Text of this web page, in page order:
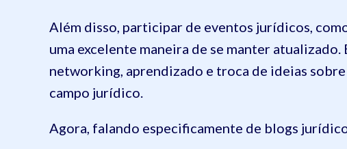
Além disso, participar de eventos jurídicos,
uma excelente maneira de se manter
networking, aprendizado e troca de ideias
campo jurídico.
Agora, falando especificamente de blogs